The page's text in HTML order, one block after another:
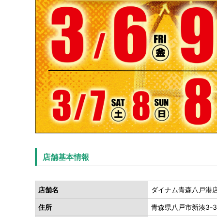
店舗基本情報
店舗名 ダイナム青森八戸港
住所 青森県八戸市新湊3-